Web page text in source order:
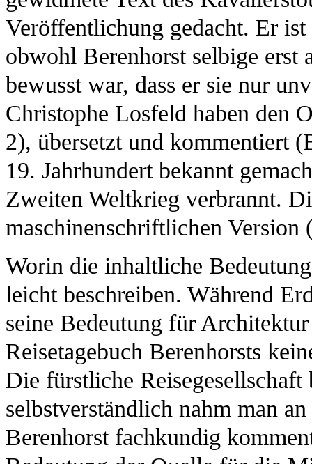
Veröffentlichung gedacht. Er
obwohl Berenhorst selbige erst
bewusst war, dass er sie nur
Christophe Losfeld haben den
2), übersetzt und kommentiert
19. Jahrhundert bekannt
Zweiten Weltkrieg verbrannt.
maschinenschriftlichen Version
Worin die inhaltliche
leicht beschreiben. Während
seine Bedeutung für
Reisetagebuch Berenhorsts
Die fürstliche Reisegesellschaft
selbstverständlich nahm man
Berenhorst fachkundig